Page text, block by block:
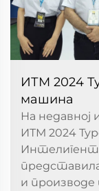
ИТМ 2024
машина
На
ИТМ 2024
представила
и